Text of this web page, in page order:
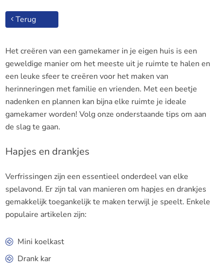
Terug
Het creëren van een gamekamer in je eigen huis is een
geweldige manier om het meeste uit je ruimte te halen en
een leuke sfeer te creëren voor het maken van
herinneringen met familie en vrienden. Met een beetje
nadenken en plannen kan bijna elke ruimte je ideale
gamekamer worden! Volg onze onderstaande tips om aan
de slag te gaan.
Hapjes en drankjes
Verfrissingen zijn een essentieel onderdeel van elke
spelavond. Er zijn tal van manieren om hapjes en drankjes
gemakkelijk toegankelijk te maken terwijl je speelt. Enkele
populaire artikelen zijn:
Mini koelkast
Drank kar